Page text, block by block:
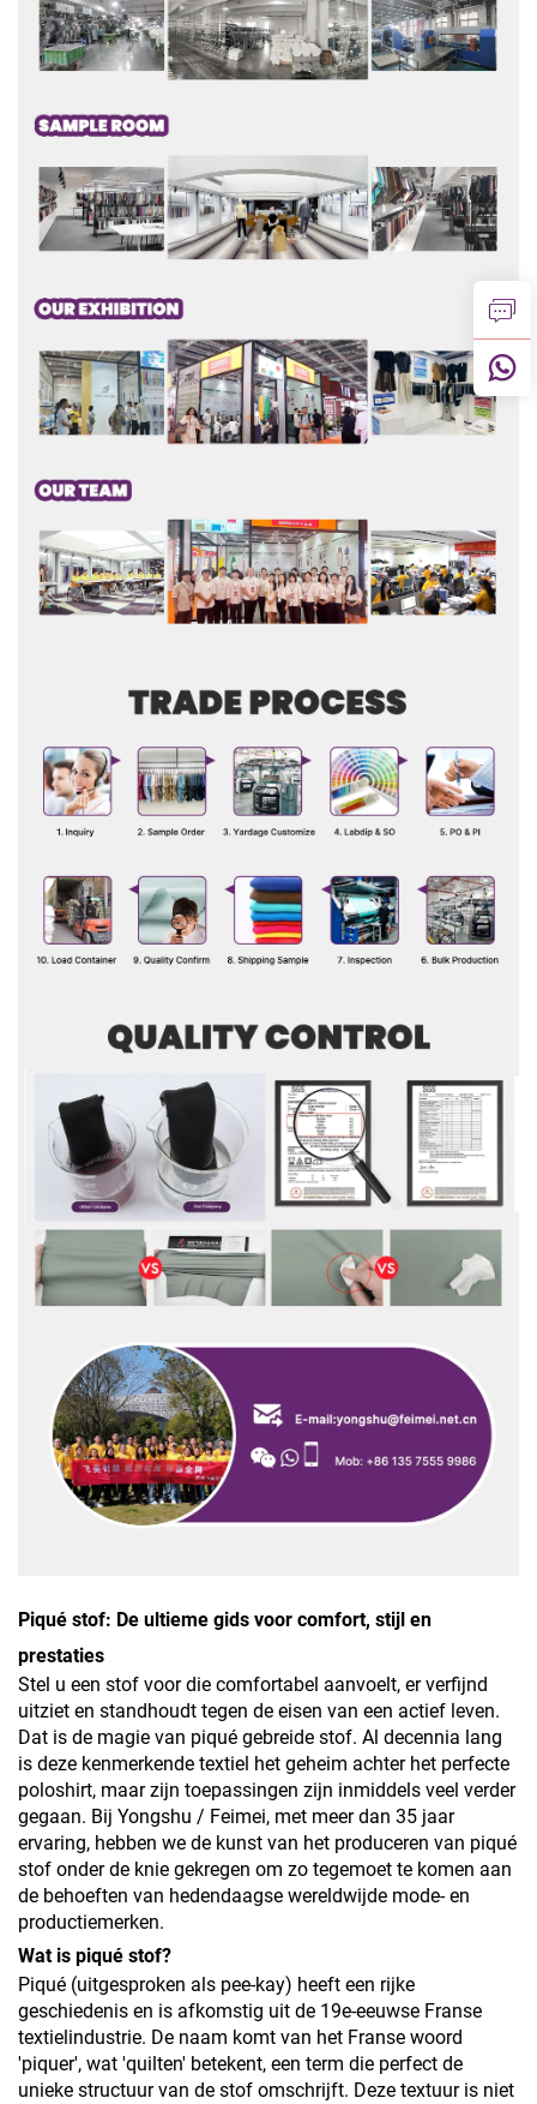
Piqué stof: De ultieme gids voor comfort, stijl en
prestaties
Stel u een stof voor die comfortabel aanvoelt, er verfijnd
uitziet en standhoudt tegen de eisen van een actief leven.
Dat is de magie van piqué gebreide stof. Al decennia lang
is deze kenmerkende textiel het geheim achter het perfecte
poloshirt, maar zijn toepassingen zijn inmiddels veel verder
gegaan. Bij Yongshu / Feimei, met meer dan 35 jaar
ervaring, hebben we de kunst van het produceren van piqué
stof onder de knie gekregen om zo tegemoet te komen aan
de behoeften van hedendaagse wereldwijde mode- en
productiemerken.
Wat is piqué stof?
Piqué (uitgesproken als pee-kay) heeft een rijke
geschiedenis en is afkomstig uit de 19e-eeuwse Franse
textielindustrie. De naam komt van het Franse woord
'piquer', wat 'quilten' betekent, een term die perfect de
unieke structuur van de stof omschrijft. Deze textuur is niet